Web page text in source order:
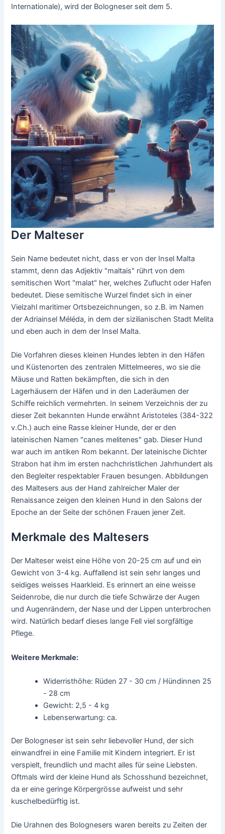
Internationale), wird der Bologneser seit dem 5.
Der Malteser
Sein Name bedeutet nicht, dass er von der Insel Malta
stammt, denn das Adjektiv "maltais" rührt von dem
semitischen Wort "malat" her, welches Zuflucht oder Hafen
bedeutet. Diese semitische Wurzel findet sich in einer
Vielzahl maritimer Ortsbezeichnungen, so z.B. im Namen
der Adriainsel Méléda, in dem der sizilianischen Stadt Melita
und eben auch in dem der Insel Malta.
Die Vorfahren dieses kleinen Hundes lebten in den Häfen
und Küstenorten des zentralen Mittelmeeres, wo sie die
Mäuse und Ratten bekämpften, die sich in den
Lagerhäusern der Häfen und in den Laderäumen der
Schiffe reichlich vermehrten. In seinem Verzeichnis der zu
dieser Zeit bekannten Hunde erwähnt Aristoteles (384-322
v.Ch.) auch eine Rasse kleiner Hunde, der er den
lateinischen Namen "canes melitenes" gab. Dieser Hund
war auch im antiken Rom bekannt. Der lateinische Dichter
Strabon hat ihm im ersten nachchristlichen Jahrhundert als
den Begleiter respektabler Frauen besungen. Abbildungen
des Maltesers aus der Hand zahlreicher Maler der
Renaissance zeigen den kleinen Hund in den Salons der
Epoche an der Seite der schönen Frauen jener Zeit.
Merkmale des Maltesers
Der Malteser weist eine Höhe von 20-25 cm auf und ein
Gewicht von 3-4 kg. Auffallend ist sein sehr langes und
seidiges weisses Haarkleid. Es erinnert an eine weisse
Seidenrobe, die nur durch die tiefe Schwärze der Augen
und Augenrändern, der Nase und der Lippen unterbrochen
wird. Natürlich bedarf dieses lange Fell viel sorgfältige
Pflege.
Weitere Merkmale:
Widerristhöhe: Rüden 27 - 30 cm / Hündinnen 25
- 28 cm
Gewicht: 2,5 - 4 kg
Lebenserwartung: ca.
Der Bologneser ist sein sehr liebevoller Hund, der sich
einwandfrei in eine Familie mit Kindern integriert. Er ist
verspielt, freundlich und macht alles für seine Liebsten.
Oftmals wird der kleine Hund als Schosshund bezeichnet,
da er eine geringe Körpergrösse aufweist und sehr
kuschelbedürftig ist.
Die Urahnen des Bolognesers waren bereits zu Zeiten der